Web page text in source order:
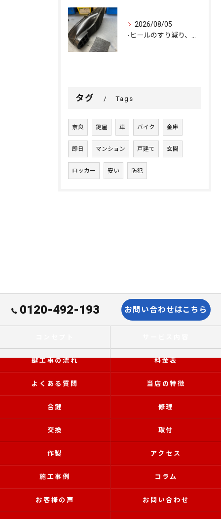
2026/08/05
タグ Tags
奈良 鍵屋 車 バイク 金庫
即日 マンション 戸建て 玄関
ロッカー 安い 防犯
0120-492-193 お問い合わせはこちら
鍵工事の流れ 料金表
よくある質問 当店の特徴
合鍵 修理
交換 取付
作製 アクセス
施工事例 コラム
お客様の声 お問い合わせ